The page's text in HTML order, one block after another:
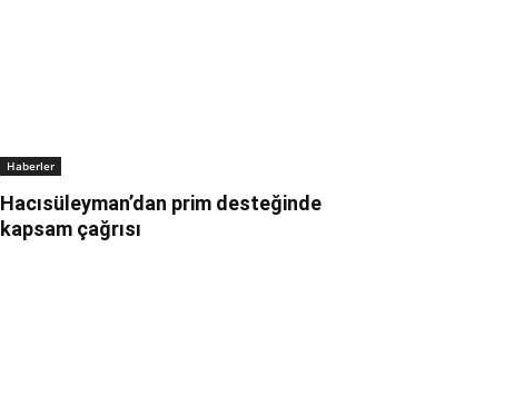
Haberler
Hacısüleyman’dan prim desteğinde
kapsam çağrısı